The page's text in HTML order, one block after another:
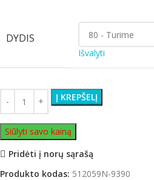
DYDIS
Išvalyti
Į KREPŠELĮ
Siūlyti savo kainą
Pridėti į norų sąrašą
Produkto kodas: 512059N-9390